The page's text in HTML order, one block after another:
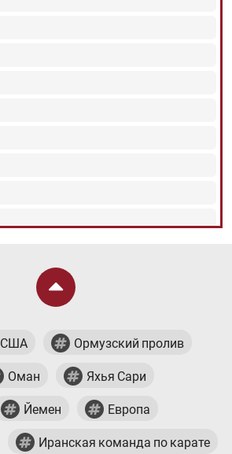
США Ормузский пролив
Оман Яхья Сари
Йемен Европа
Иранская команда по карате